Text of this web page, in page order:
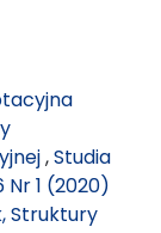
,Studia
1 (2020)
Struktury